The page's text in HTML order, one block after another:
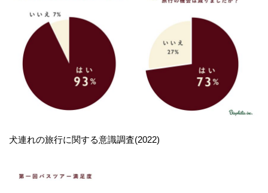
犬連れの旅行に関する意識調査(2022)